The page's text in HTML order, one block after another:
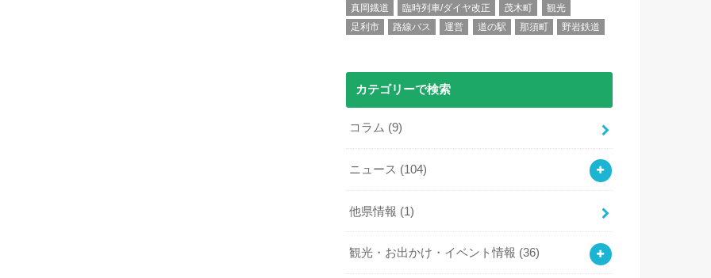
真岡鐡道
臨時列車/ダイヤ改正 茂木町
観光
足利市
路線バス 運営 道の駅 那須町 野岩鉄道
カテゴリーで検索
コラム (9)
ニュース (104)
他県情報 (1)
観光・お出かけ・イベント情報 (36)